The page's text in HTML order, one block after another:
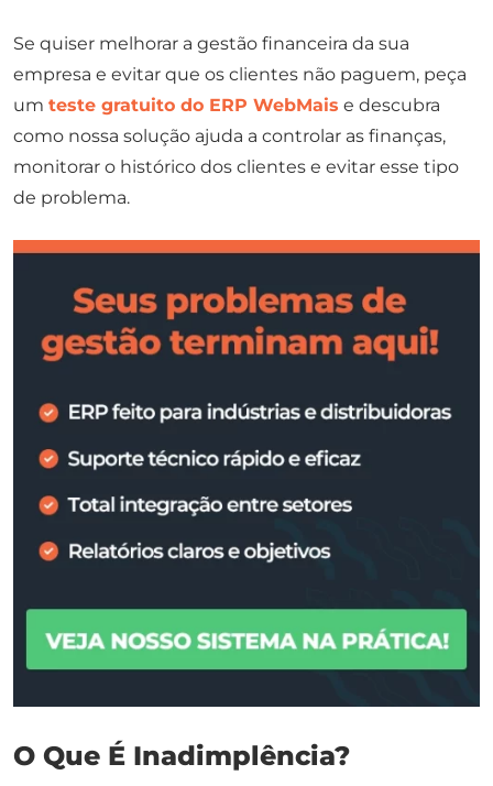
Se quiser melhorar a gestão financeira da sua
empresa e evitar que os clientes não paguem, peça
um teste gratuito do ERP WebMais e descubra
como nossa solução ajuda a controlar as finanças,
monitorar o histórico dos clientes e evitar esse tipo
de problema.
O Que É Inadimplência?